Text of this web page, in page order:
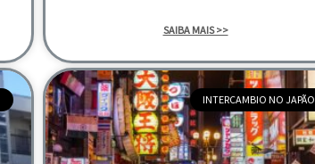
SAIBA MAIS >>
INTERCAMBIO NO JAPÃO